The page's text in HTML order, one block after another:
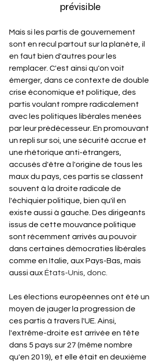
prévisible
Mais si les partis de gouvernement
sont en recul partout sur la planète, il
en faut bien d'autres pour les
remplacer. C'est ainsi qu'on voit
émerger, dans ce contexte de double
crise économique et politique, des
partis voulant rompre radicalement
avec les politiques libérales menées
par leur prédécesseur. En promouvant
un repli sur soi, une sécurité accrue et
une rhétorique anti-étrangers,
accusés d'être à l'origine de tous les
maux du pays, ces partis se classent
souvent à la droite radicale de
l'échiquier politique, bien qu'il en
existe aussi à gauche. Des dirigeants
issus de cette mouvance politique
sont récemment arrivés au pouvoir
dans certaines démocraties libérales
comme en Italie, aux Pays-Bas, mais
aussi aux États-Unis, donc.
Les élections européennes ont été un
moyen de jauger la progression de
ces partis à travers l'UE. Ainsi,
l'extrême-droite est arrivée en tête
dans 5 pays sur 27 (même nombre
qu'en 2019), et elle était en deuxième